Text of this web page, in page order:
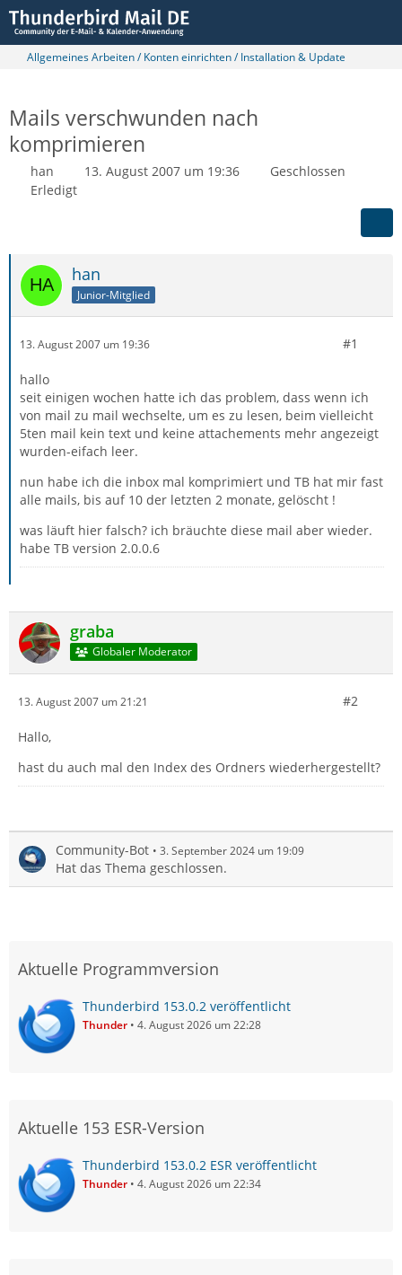
Allgemeines Arbeiten / Konten einrichten / Installation & Update
Mails verschwunden nach
komprimieren
han 13. August 2007 um 19:36
Geschlossen
Erledigt
han
Junior-Mitglied
13. August 2007 um 19:36 #1
hallo
seit einigen wochen hatte ich das problem, dass wenn ich
von mail zu mail wechselte, um es zu lesen, beim vielleicht
5ten mail kein text und keine attachements mehr angezeigt
wurden-eifach leer.
nun habe ich die inbox mal komprimiert und TB hat mir fast
alle mails, bis auf 10 der letzten 2 monate, gelöscht !
was läuft hier falsch? ich bräuchte diese mail aber wieder.
habe TB version 2.0.0.6
graba
Globaler Moderator
13. August 2007 um 21:21 #2
Hallo,
hast du auch mal den Index des Ordners wiederhergestellt?
Community-Bot 3. September 2024 um 19:09
Hat das Thema geschlossen.
Aktuelle Programmversion
Thunderbird 153.0.2 veröffentlicht
Thunder 4. August 2026 um 22:28
Aktuelle 153 ESR-Version
Thunderbird 153.0.2 ESR veröffentlicht
Thunder 4. August 2026 um 22:34